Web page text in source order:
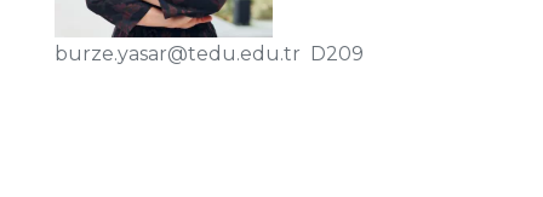
burze.yasar@tedu.edu.tr D209